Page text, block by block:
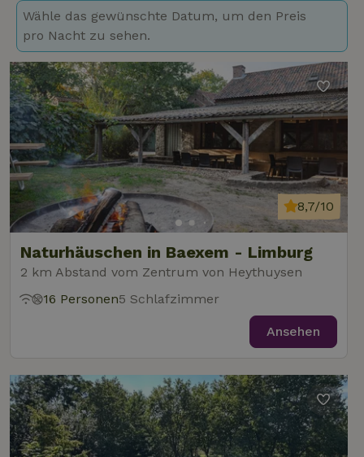
Wähle das gewünschte Datum, um den Preis
pro Nacht zu sehen.
Naturhäuschen in Baexem - Limburg
2 km Abstand vom Zentrum von Heythuysen
8,7/10
16 Personen5 Schlafzimmer
Ansehen